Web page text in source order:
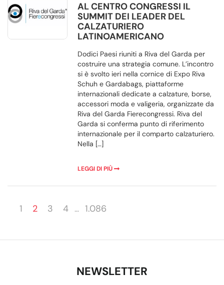
AL CENTRO CONGRESSI IL
SUMMIT DEI LEADER DEL
CALZATURIERO
LATINOAMERICANO
Dodici Paesi riuniti a Riva del Garda per
costruire una strategia comune. L’incontro
si è svolto ieri nella cornice di Expo Riva
Schuh e Gardabags, piattaforme
internazionali dedicate a calzature, borse,
accessori moda e valigeria, organizzate da
Riva del Garda Fierecongressi. Riva del
Garda si conferma punto di riferimento
internazionale per il comparto calzaturiero.
Nella […]
LEGGI DI PIÙ
1 2 3 4 … 1.086
NEWSLETTER